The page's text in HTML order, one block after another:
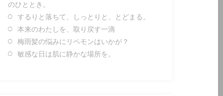
のひととき。
するりと落ちて、しっとりと、とどまる。
本来のわたしを、取り戻す一滴
梅雨髪の悩みにリペモンはいかが？
敏感な日は肌に静かな場所を。